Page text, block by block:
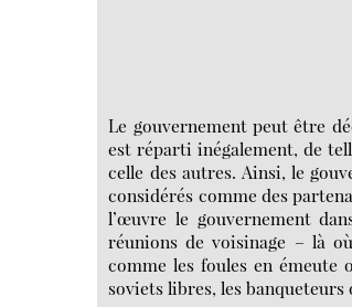
Le gouvernement peut être
est réparti inégalement, de
celle des autres. Ainsi, le
considérés comme des
l’œuvre le gouvernement
réunions de voisinage – là
comme les foules en émeute
soviets libres, les